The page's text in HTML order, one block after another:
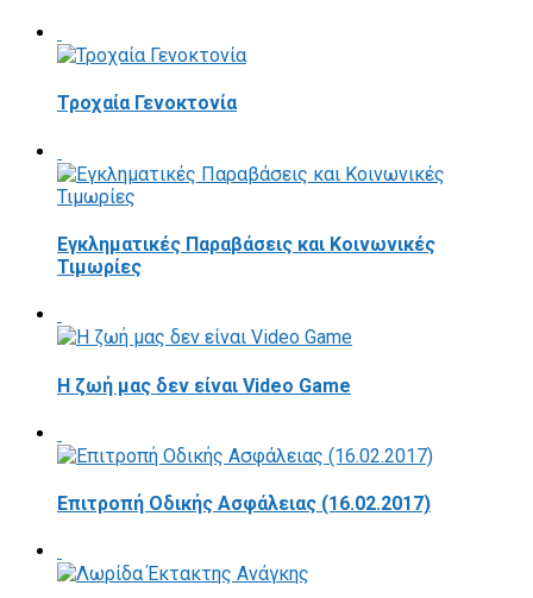
Τροχαία Γενοκτονία
Εγκληματικές Παραβάσεις και Κοινωνικές
Τιμωρίες
Η ζωή μας δεν είναι Video Game
Επιτροπή Οδικής Ασφάλειας (16.02.2017)